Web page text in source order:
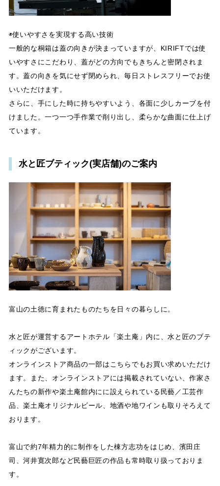
◉使いやすさを実現する高い技術
一般的な桐箱は蓋の向きが決まっていますが、KIRIFTでは使
いやすさにこだわり、蓋がどの方向でもきちんと密閉されま
す。蓋の向きを気にせず閉められ、毎日ストレスフリーでお使
いいただけます。
さらに、手にした時に持ちやすいよう、各面に少しカーブを付
けました。一つ一つ手作業で削り出し、柔らかな曲面に仕上げ
ています。
水と匠ブティック(実店舗)のご案内
富山の土徳に育まれたものたちを日々の暮らしに。
水と匠が運営するアートホテル「楽土庵」内に、水と匠のブテ
ィックがございます。
オンラインストア商品の一部はこちらでもお買い求めいただけ
ます。また、オンラインストアには掲載されていない、作家さ
んたちの新作や楽土庵館内にに設えられている民藝／工芸作
品、楽土庵オリジナルビール、地酒や地ワインも取りそろえて
おります。
富山で約7年精力的に制作をした棟方志功をはじめ、濱田庄
司、河井寛次郎など民藝巨匠の作品も常時取り扱っておりま
す。